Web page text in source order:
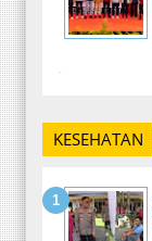
-
KESEHATAN